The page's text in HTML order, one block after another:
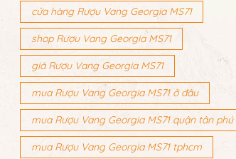
cửa hàng Rượu Vang Georgia MS71
shop Rượu Vang Georgia MS71
giá Rượu Vang Georgia MS71
mua Rượu Vang Georgia MS71 ở đâu
mua Rượu Vang Georgia MS71 quận tân phú
mua Rượu Vang Georgia MS71 tphcm